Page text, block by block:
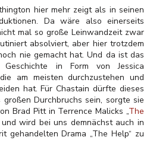
hier mehr zeigt als in seinen
Da wäre also einerseits
mal so große Leinwandzeit zwar
absolviert, aber hier trotzdem
nie gemacht hat. Und da ist das
in Form von Jessica
am meisten durchzustehen und
hat. Für Chastain dürfte dieses
Durchbruchs sein, sorgte sie
Brad Pitt in Terrence Malicks „The
wird bei uns demnächst auch in
gehandelten Drama „The Help“ zu